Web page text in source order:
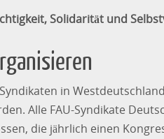
Solidarität und
in
Alle FAU-Syndikate
die jährlich einen